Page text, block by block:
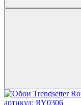
артикул: RY0306